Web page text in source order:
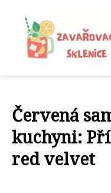
Červená
kuchyni:
red velvet